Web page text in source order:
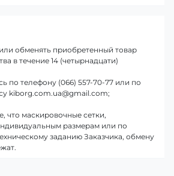
обменять приобретенный товар
в течение 14 (четырнадцати)
по телефону (066) 557-70-77 или по
kiborg.com.ua@gmail.com;
что маскировочные сетки,
размерам или по
заданию Заказчика, обмену